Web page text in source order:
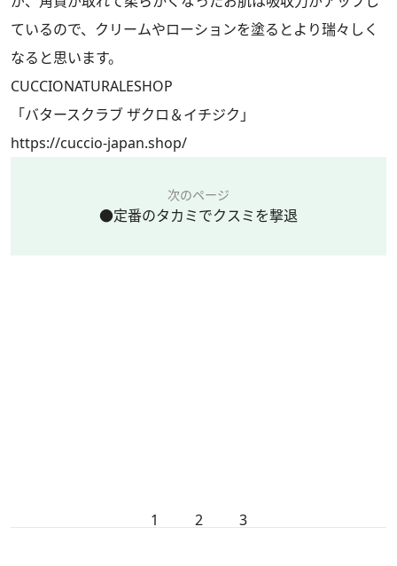
ているので、クリームやローションを塗るとより瑞々しく
なると思います。
CUCCIONATURALESHOP
「バタースクラブ ザクロ＆イチジク」
https://cuccio-japan.shop/
次のページ
●定番のタカミでクスミを撃退
1 2 3